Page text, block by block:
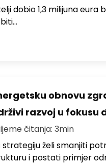
dobio 1,3 milijuna
obnovu
razvoj u fokusu
čitanja: 3min
želi smanjiti
i postati primjer